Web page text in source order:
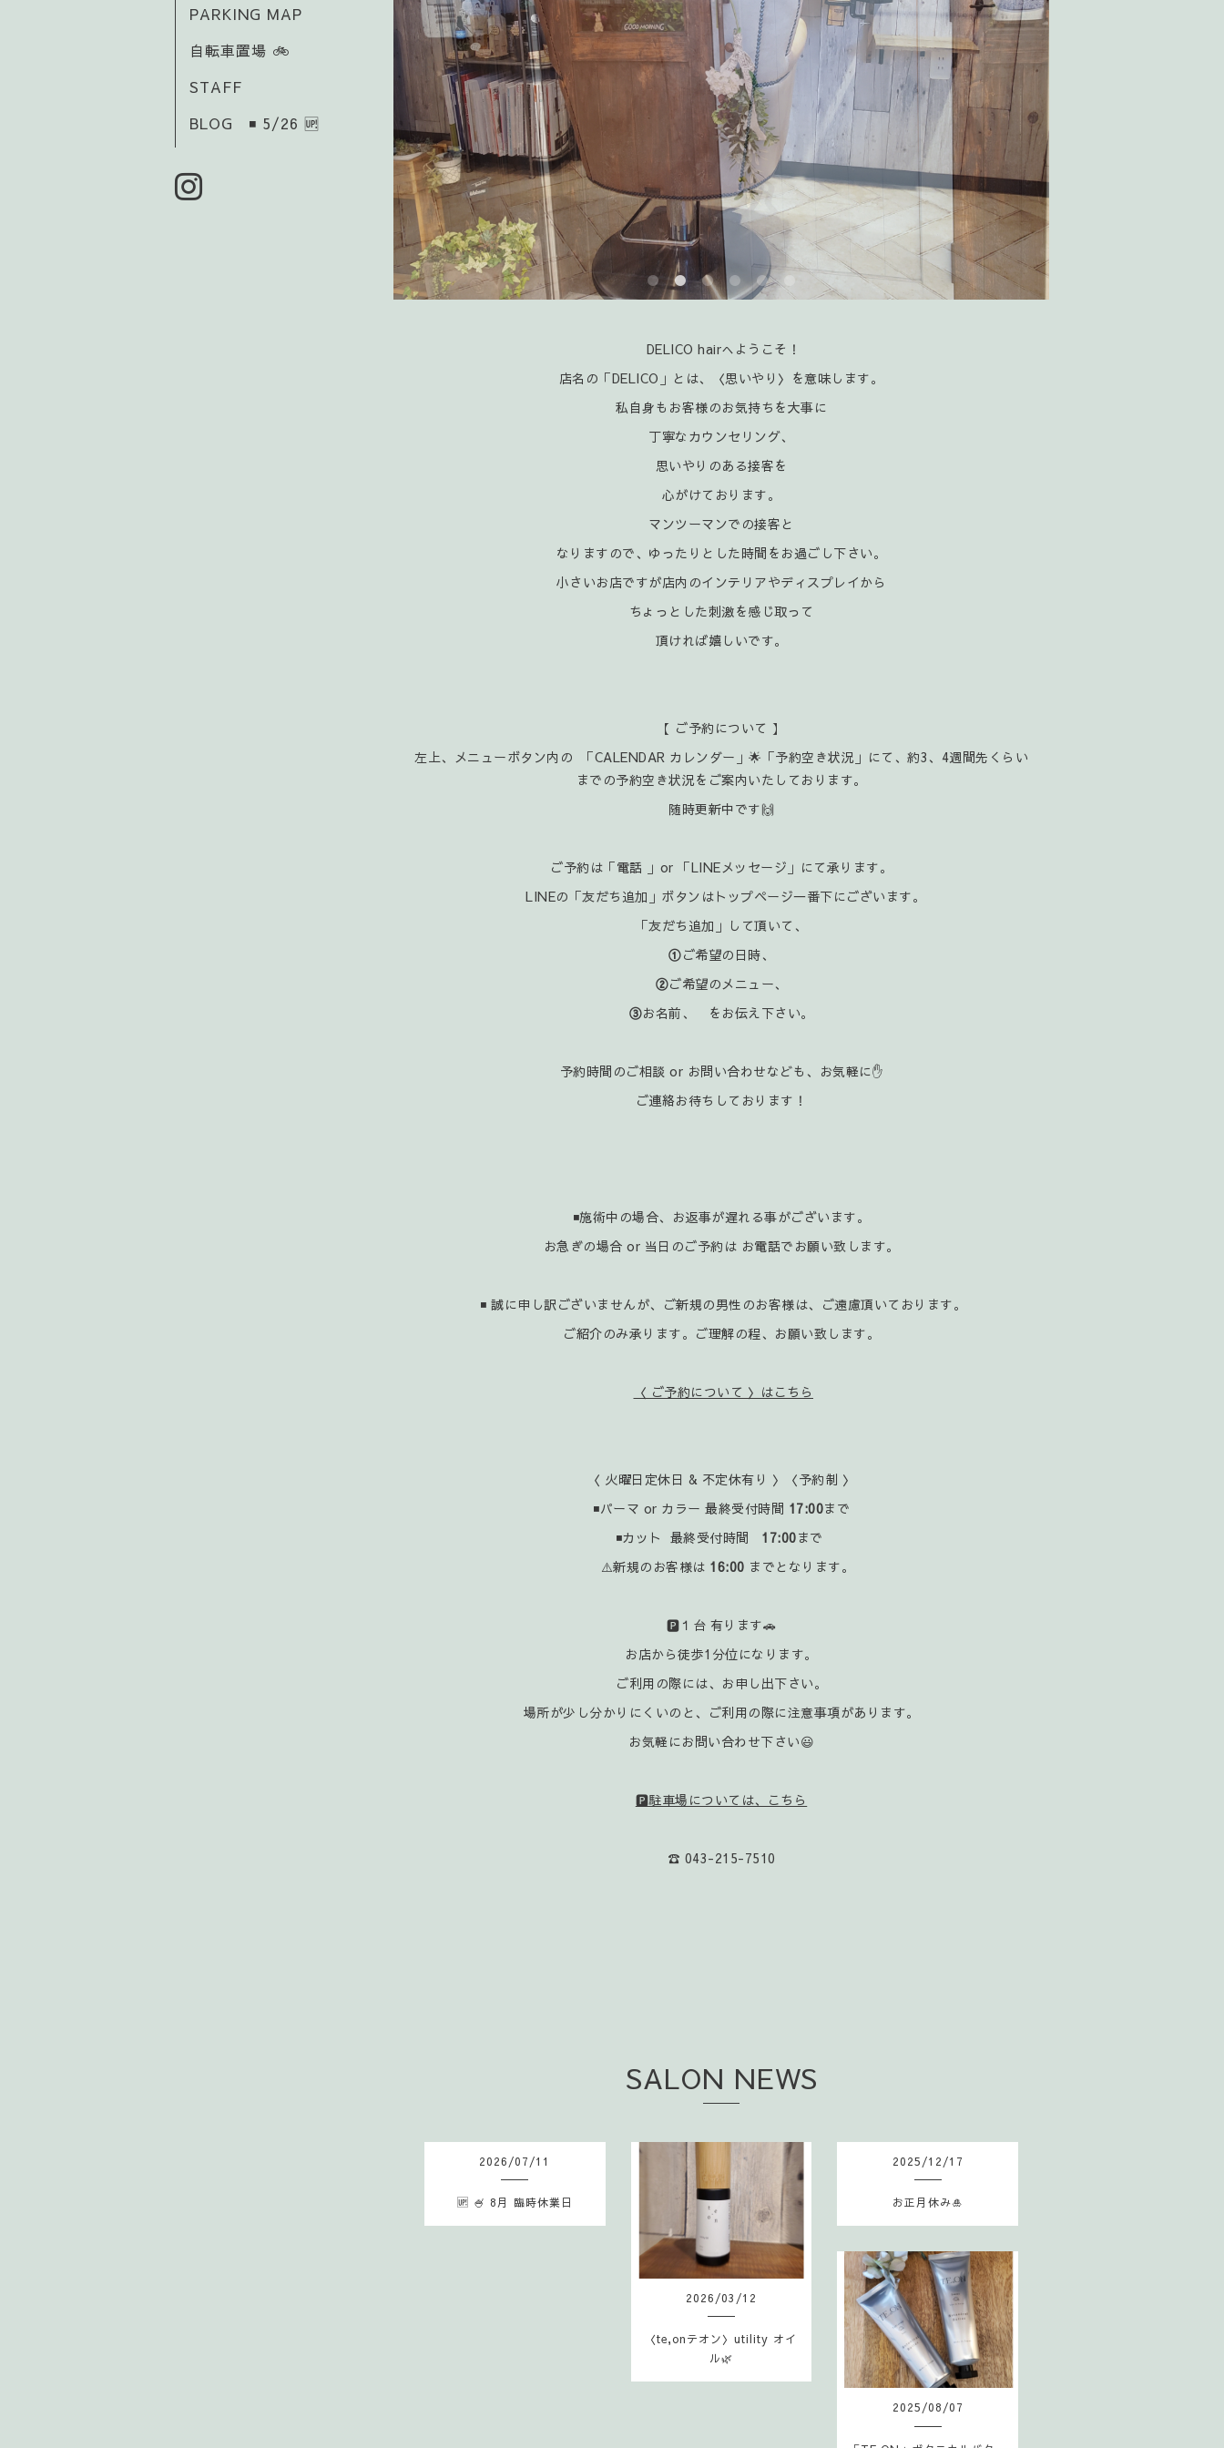
PARKING MAP
自転車置場 🚲️
STAFF
BLOG ◾ 5/26 🆙
DELICO hairへようこそ！
店名の「DELICO」とは、〈思いやり〉を意味します。
私自身もお客様のお気持ちを大事に
丁寧なカウンセリング、
思いやりのある接客を
心がけております。
マンツーマンでの接客と
なりますので、ゆったりとした時間をお過ごし下さい。
小さいお店ですが店内のインテリアやディスプレイから
ちょっとした刺激を感じ取って
頂ければ嬉 しいです。
【 ご予約について 】
左上、メニューボタン内の 「CALENDAR カレンダー」🌟「予約空き状況」にて、約3、4週間先くらい
までの予約空き状況をご案内いたしております。
随時更新中です🙌
ご予約は「電話 」or 「LINEメッセージ」にて承ります。
LINEの「友だち追加」ボタンはトップページ一番下にございます。
「友だち追加」して頂いて、
①ご希望の日時、
②ご希望のメニュー、
③お名前、 をお伝え下さい。
予約時間のご相談 or お問い合わせなども、お気軽に✋️
ご連絡お待ちしております！
◾施術中の場合、お返事が遅れる事がございます。
お急ぎの場合 or 当日のご予約は お電話でお願い致します。
◾ 誠に申し訳ございませんが、ご新規の男性のお客様は、ご遠慮頂いております。
ご紹介のみ承ります。ご理解の程、お願い致します。
〈 ご予約について 〉はこちら
〈 火曜日定休日 & 不定休有り 〉〈予約制 〉
◾パーマ or カラー 最終受付時間 17:00まで
◾カット 最終受付時間 17:00まで
⚠️新規のお客様は 16:00 までとなります。
🅿️１台 有ります🚗
お店から徒歩1分位になります。
ご利用の際には、お申し出下さい。
場所が少し分かりにくいのと、ご利用の際に注意事項があります。
お気軽にお問い合わせ下さい😃
🅿️駐車場については、こちら
☎️ 043-215-7510
SALON NEWS
2026/07/11
🆙 🍧 8月 臨時休業日
2026/03 /12
〈te,onテオン〉utility オイ
ル🌿
2025/12/17
お正月休み🎍
2025/08/07